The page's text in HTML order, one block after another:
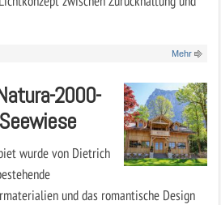
Mehr
2000-
wurde von Dietrich
und das romantische Design